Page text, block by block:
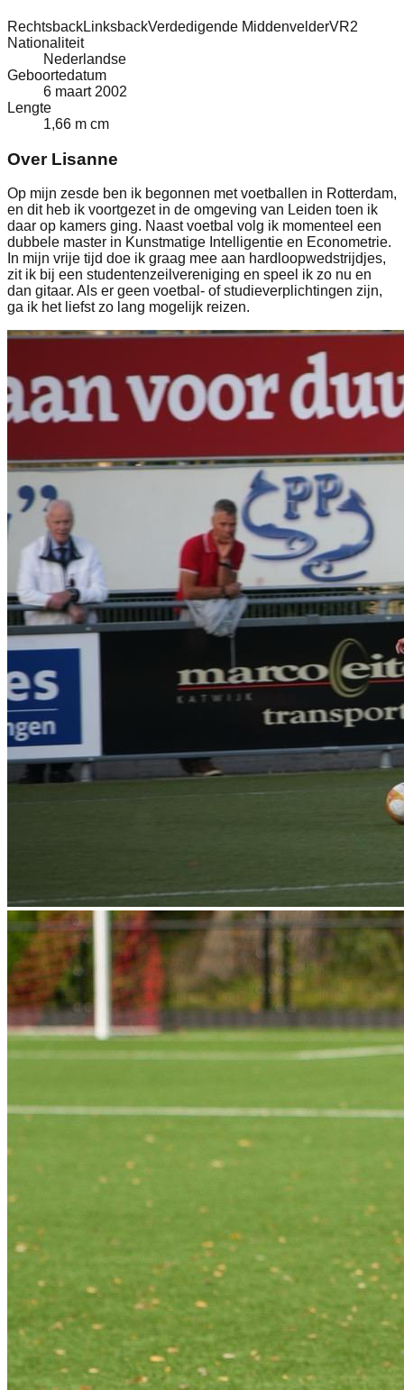
RechtsbackLinksbackVerdedigende MiddenvelderVR2
Nationaliteit
Nederlandse
Geboortedatum
6 maart 2002
Lengte
1,66 m cm
Over Lisanne
Op mijn zesde ben ik begonnen met voetballen in Rotterdam,
en dit heb ik voortgezet in de omgeving van Leiden toen ik
daar op kamers ging. Naast voetbal volg ik momenteel een
dubbele master in Kunstmatige Intelligentie en Econometrie.
In mijn vrije tijd doe ik graag mee aan hardloopwedstrijdjes,
zit ik bij een studentenzeilvereniging en speel ik zo nu en
dan gitaar. Als er geen voetbal- of studieverplichtingen zijn,
ga ik het liefst zo lang mogelijk reizen.